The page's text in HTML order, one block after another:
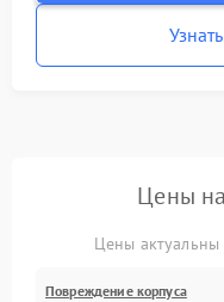
Цены
Цены
Повреждение корпуса